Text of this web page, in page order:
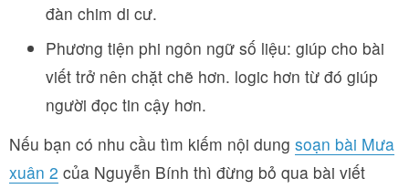
đàn chim di cư.
Phương tiện phi ngôn ngữ số liệu: giúp cho bài
viết trở nên chặt chẽ hơn. logic hơn từ đó giúp
người đọc tin cậy hơn.
Nếu bạn có nhu cầu tìm kiếm nội dung soạn bài Mưa
xuân 2 của Nguyễn Bính thì đừng bỏ qua bài viết